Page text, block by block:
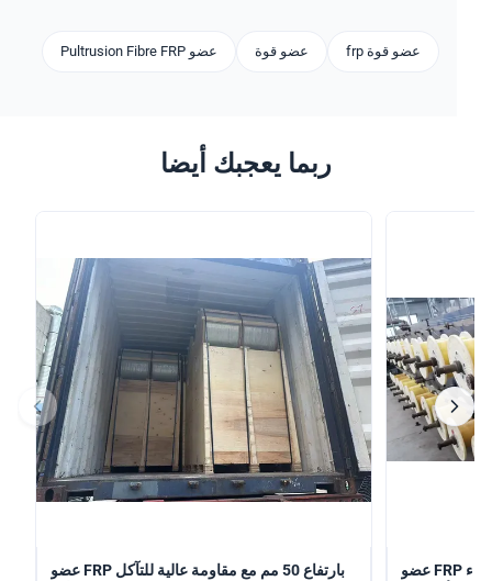
عضو قوة frp عضو قوة
ربما يعجبك أيضا
عضو FRP بارتفاع 50 مم مع مقاومة عالية للتآكل
عضو FRP عالي مقاومة التآكل بنصف قطر انحناء